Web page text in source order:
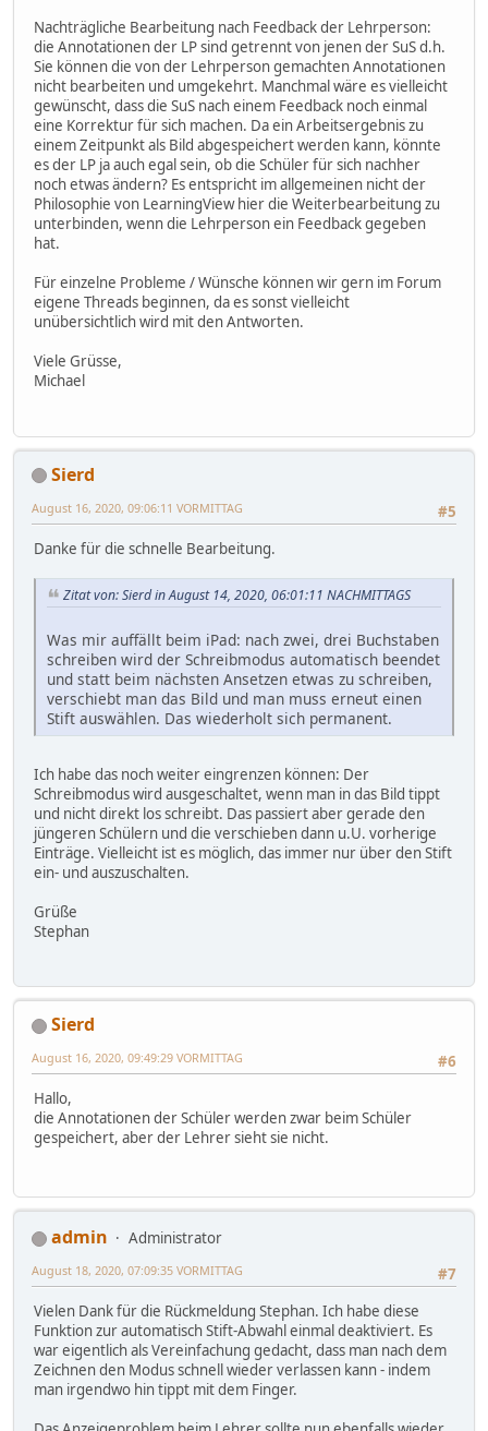
Nachträgliche Bearbeitung nach Feedback der Lehrperson:
die Annotationen der LP sind getrennt von jenen der SuS d.h.
Sie können die von der Lehrperson gemachten Annotationen
nicht bearbeiten und umgekehrt. Manchmal wäre es vielleicht
gewünscht, dass die SuS nach einem Feedback noch einmal
eine Korrektur für sich machen. Da ein Arbeitsergebnis zu
einem Zeitpunkt als Bild abgespeichert werden kann, könnte
es der LP ja auch egal sein, ob die Schüler für sich nachher
noch etwas ändern? Es entspricht im allgemeinen nicht der
Philosophie von LearningView hier die Weiterbearbeitung zu
unterbinden, wenn die Lehrperson ein Feedback gegeben
hat.
Für einzelne Probleme / Wünsche können wir gern im Forum
eigene Threads beginnen, da es sonst vielleicht
unübersichtlich wird mit den Antworten.
Viele Grüsse,
Michael
Sierd
#5
August 16, 2020, 09:06:11 VORMITTAG
Danke für die schnelle Bearbeitung.
Zitat von: Sierd in August 14, 2020, 06:01:11 NACHMITTAGS
Was mir auffällt beim iPad: nach zwei, drei Buchstaben
schreiben wird der Schreibmodus automatisch beendet
und statt beim nächsten Ansetzen etwas zu schreiben,
verschiebt man das Bild und man muss erneut einen
Stift auswählen. Das wiederholt sich permanent.
Ich habe das noch weiter eingrenzen können: Der
Schreibmodus wird ausgeschaltet, wenn man in das Bild tippt
und nicht direkt los schreibt. Das passiert aber gerade den
jüngeren Schülern und die verschieben dann u.U. vorherige
Einträge. Vielleicht ist es möglich, das immer nur über den Stift
ein- und auszuschalten.
Grüße
Stephan
Sierd
#6
August 16, 2020, 09:49:29 VORMITTAG
Hallo,
die Annotationen der Schüler werden zwar beim Schüler
gespeichert, aber der Lehrer sieht sie nicht.
admin
Administrator
#7
August 18, 2020, 07:09:35 VORMITTAG
Vielen Dank für die Rückmeldung Stephan. Ich habe diese
Funktion zur automatisch Stift-Abwahl einmal deaktiviert. Es
war eigentlich als Vereinfachung gedacht, dass man nach dem
Zeichnen den Modus schnell wieder verlassen kann - indem
man irgendwo hin tippt mit dem Finger.